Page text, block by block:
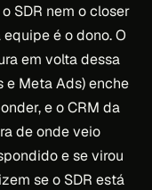
SDR nem o closer
é o dono. O
em volta dessa
e Meta Ads) enche
e o CRM da
de onde veio
e se virou
se o SDR está